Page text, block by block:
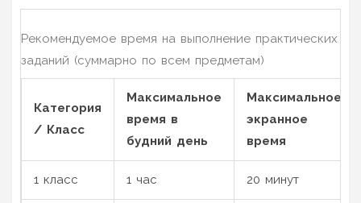
Рекомендуемое время на выполнение практических
заданий (суммарно по всем предметам)
Категория
/ Класс
Максимальное
время в
будний день
Максимальное
экранное
время
1 класс 1 час 20 минут